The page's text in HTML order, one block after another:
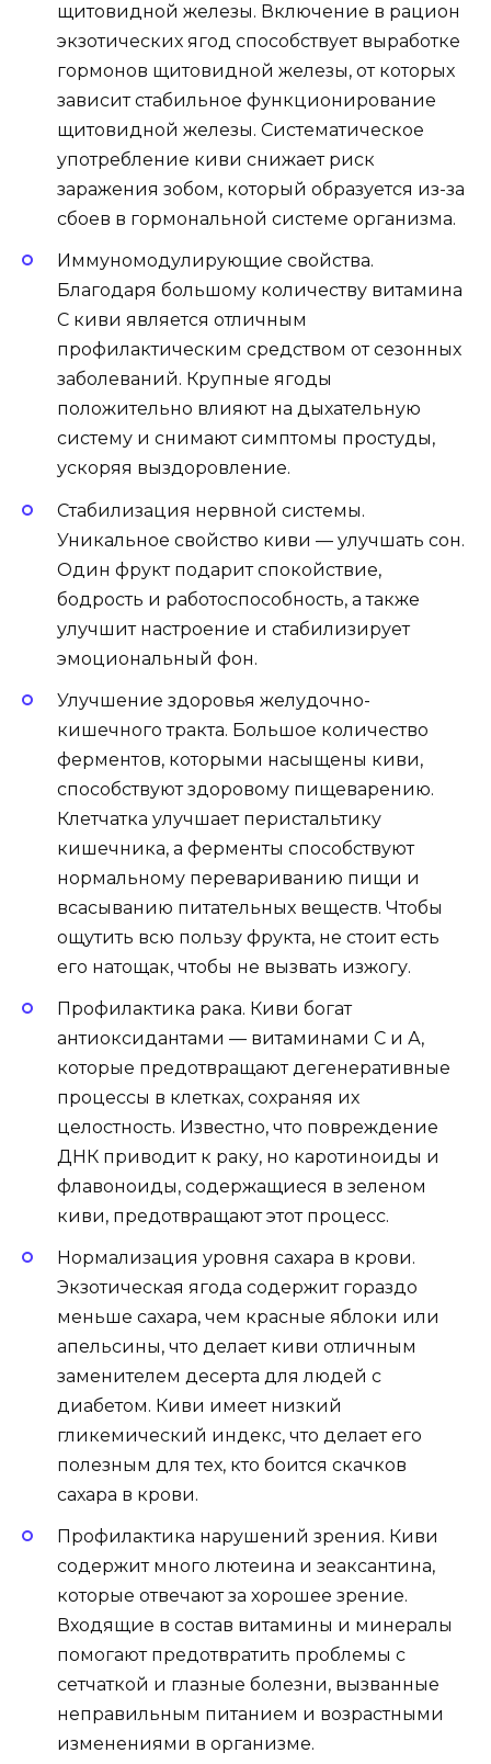
щитовидной железы. Включение в рацион
экзотических ягод способствует выработке
гормонов щитовидной железы, от которых
зависит стабильное функционирование
щитовидной железы. Систематическое
употребление киви снижает риск
заражения зобом, который образуется из-за
сбоев в гормональной системе организма.
Иммуномодулирующие свойства.
Благодаря большому количеству витамина
С киви является отличным
профилактическим средством от сезонных
заболеваний. Крупные ягоды
положительно влияют на дыхательную
систему и снимают симптомы простуды,
ускоряя выздоровление.
Стабилизация нервной системы.
Уникальное свойство киви — улучшать сон.
Один фрукт подарит спокойствие,
бодрость и работоспособность, а также
улучшит настроение и стабилизирует
эмоциональный фон.
Улучшение здоровья желудочно-
кишечного тракта. Большое количество
ферментов, которыми насыщены киви,
способствуют здоровому пищеварению.
Клетчатка улучшает перистальтику
кишечника, а ферменты способствуют
нормальному перевариванию пищи и
всасыванию питательных веществ. Чтобы
ощутить всю пользу фрукта, не стоит есть
его натощак, чтобы не вызвать изжогу.
Профилактика рака. Киви богат
антиоксидантами — витаминами С и А,
которые предотвращают дегенеративные
процессы в клетках, сохраняя их
целостность. Известно, что повреждение
ДНК приводит к раку, но каротиноиды и
флавоноиды, содержащиеся в зеленом
киви, предотвращают этот процесс.
Нормализация уровня сахара в крови.
Экзотическая ягода содержит гораздо
меньше сахара, чем красные яблоки или
апельсины, что делает киви отличным
заменителем десерта для людей с
диабетом. Киви имеет низкий
гликемический индекс, что делает его
полезным для тех, кто боится скачков
сахара в крови.
Профилактика нарушений зрения. Киви
содержит много лютеина и зеаксантина,
которые отвечают за хорошее зрение.
Входящие в состав витамины и минералы
помогают предотвратить проблемы с
сетчаткой и глазные болезни, вызванные
неправильным питанием и возрастными
изменениями в организме.